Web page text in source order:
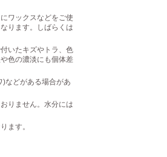
ワックスなどをご使
ります。しばらくは
いたキズやトラ、色
色の濃淡にも個体差
などがある場合があ
りません。水分には
ます。